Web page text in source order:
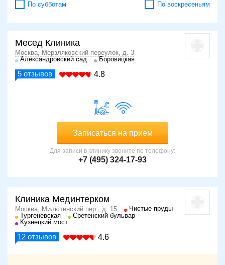
По субботам По воскресеньям
Месед Клиника
Москва, Мерзляковский переулок, д. 3
Александровский сад
Боровицкая
5 отзывов 4.8
Записаться на прием
Для записи в клинику звоните по телефону:
+7 (495) 324-17-93
Клиника Мединтерком
Москва, Милютинский пер., д. 15
Чистые пруды
Тургеневская
Сретенский бульвар
Кузнецкий мост
12 отзывов 4.6